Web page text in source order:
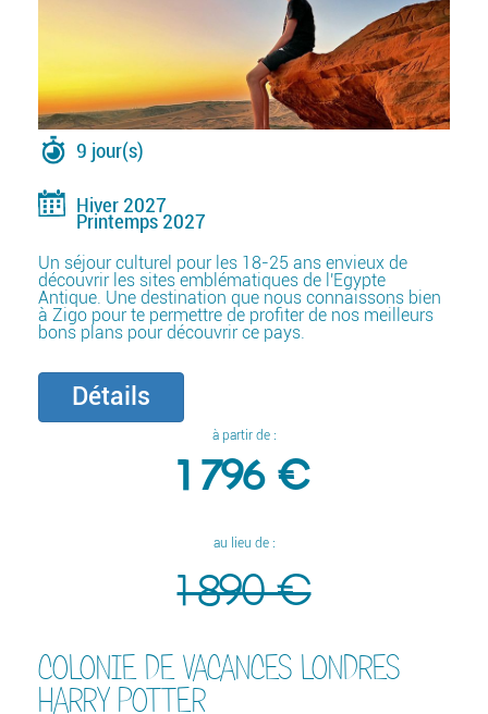
9 jour(s)
Hiver 2027
Printemps 2027
Un séjour culturel pour les 18-25 ans envieux de
découvrir les sites emblématiques de l'Egypte
Antique. Une destination que nous connaissons bien
à Zigo pour te permettre de profiter de nos meilleurs
bons plans pour découvrir ce pays.
Détails
à partir de :
1 796 €
au lieu de :
1 890 €
COLONIE DE VACANCES LONDRES
HARRY POTTER